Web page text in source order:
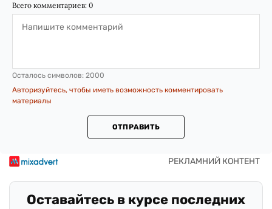
Всего комментариев: 0
Осталось символов: 2000
Авторизуйтесь, чтобы иметь возможность комментировать
материалы
ОТПРАВИТЬ
Оставайтесь в курсе последних